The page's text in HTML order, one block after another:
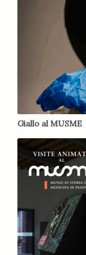
Giallo al MUSME